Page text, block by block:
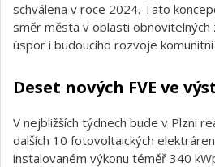
schválena v roce 2024. Tato
směr města v oblasti
úspor i budoucího rozvoje
Deset nových FVE ve
V nejbližších týdnech bude v Plzni
dalších 10 fotovoltaických
instalovaném výkonu téměř 340